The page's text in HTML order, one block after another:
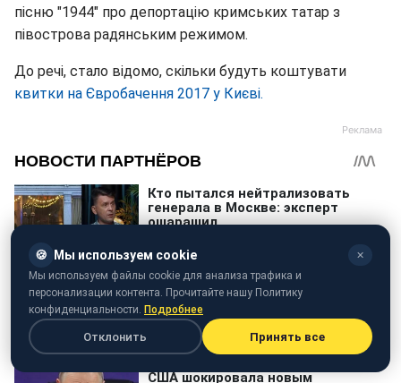
пісню "1944" про депортацію кримських татар з
півострова радянським режимом.
До речі, стало відомо, скільки будуть коштувати
квитки на Євробачення 2017 у Києві.
🍪 Мы используем cookie ✕
Мы используем файлы cookie для анализа трафика и
персонализации контента. Прочитайте нашу Политику
конфиденциальности. Подробнее
Отклонить Принять все